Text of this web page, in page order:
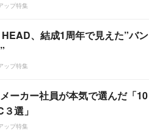
ップ特集
、結成1周年で見えた”バン
ップ特集
ーカー社員が本気で選んだ「10
選」
ップ特集